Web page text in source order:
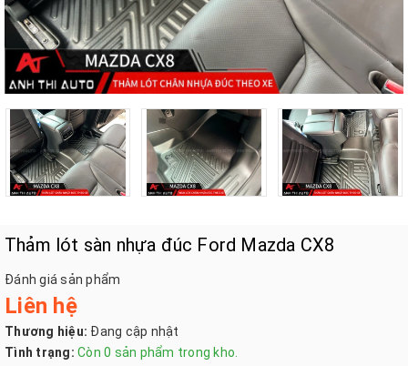
Thảm lót sàn nhựa đúc Ford Mazda CX8
Đánh giá sản phẩm
Liên hệ
Thương hiệu: Đang cập nhật
Tình trạng: Còn 0 sản phẩm trong kho.